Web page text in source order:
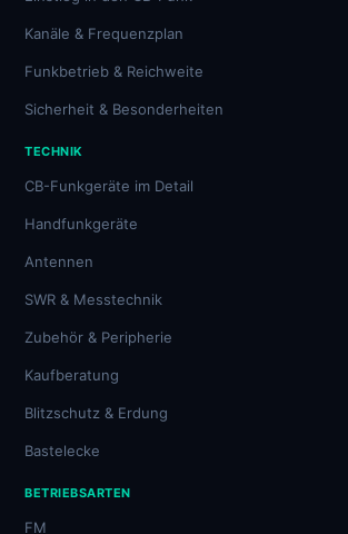
Kanäle & Frequenzplan
Funkbetrieb & Reichweite
Sicherheit & Besonderheiten
TECHNIK
CB-Funkgeräte im Detail
Handfunkgeräte
Antennen
SWR & Messtechnik
Zubehör & Peripherie
Kaufberatung
Blitzschutz & Erdung
Bastelecke
BETRIEBSARTEN
FM